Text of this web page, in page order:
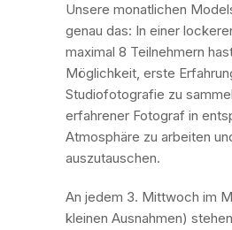
Unsere monatlichen
genau das: In einer
maximal 8 Teilnehmern
Möglichkeit, erste
Studiofotografie zu
erfahrener Fotograf in
Atmosphäre zu arbeiten
auszutauschen.
An jedem 3. Mittwoch im
kleinen Ausnahmen)